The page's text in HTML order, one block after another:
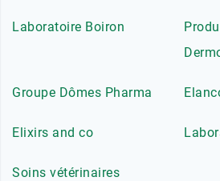
Laboratoire Boiron
Groupe Dômes Pharma
Elixirs and co
Soins vétérinaires